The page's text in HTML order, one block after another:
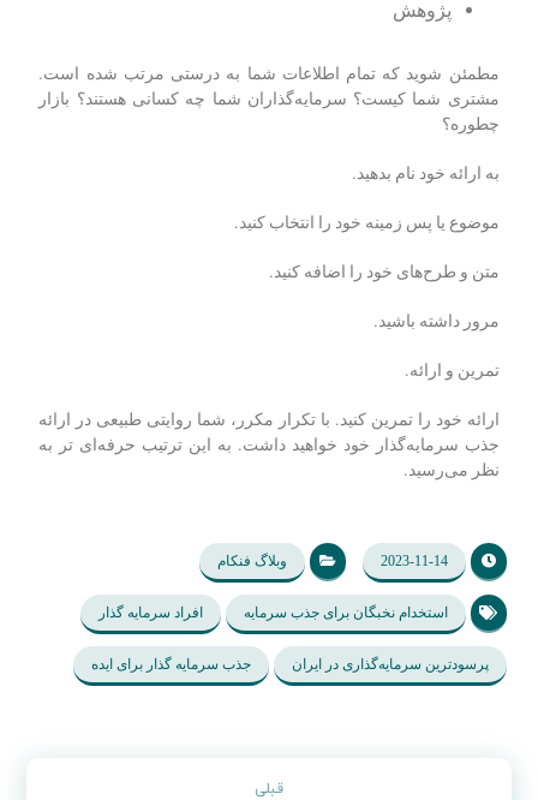
پژوهش
مطمئن شوید که تمام اطلاعات شما به درستی مرتب شده است.
مشتری شما کیست؟ سرمایه‌گذاران شما چه کسانی هستند؟ بازار
چطوره؟
به ارائه خود نام بدهید.
موضوع یا پس زمینه خود را انتخاب کنید.
متن و طرح­‌های خود را اضافه کنید.
مرور داشته باشید.
تمرین و ارائه.
ارائه خود را تمرین کنید. با تکرار مکرر، شما روایتی طبیعی در ارائه
جذب سرمایه‌گذار خود خواهید داشت. به این ترتیب حرفه‌ای تر به
نظر می‌رسید.
2023-11-14 وبلاگ فنکام
استخدام نخبگان برای جذب سرمایه افراد سرمایه گذار
پرسودترین سرمایه‌گذاری در ایران جذب سرمایه گذار برای ایده
قبلی